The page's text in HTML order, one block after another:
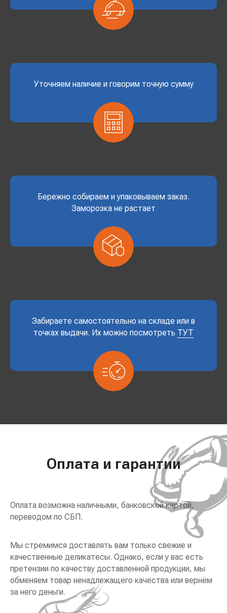
Уточняем наличие и говорим точную сумму
Бережно собираем и упаковываем заказ.
Заморозка не растает
Забираете самостоятельно на складе или в
точках выдачи. Их можно посмотреть ТУТ
Оплата и гарантии
Оплата возможна наличными, банковской картой,
переводом по СБП.
Мы стремимся доставлять вам только свежие и
качественные деликатесы. Однако, если у вас есть
претензии по качеству доставленной продукции, мы
обменяем товар ненадлежащего качества или вернём
за него деньги.